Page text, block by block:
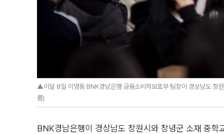
▲이달 8일 이영동 BNK경남은행 금융소비자보호부 팀장이 경상남도 창
룹)
BNK경남은행이 경상남도 창원시와 창녕군 소재 중학